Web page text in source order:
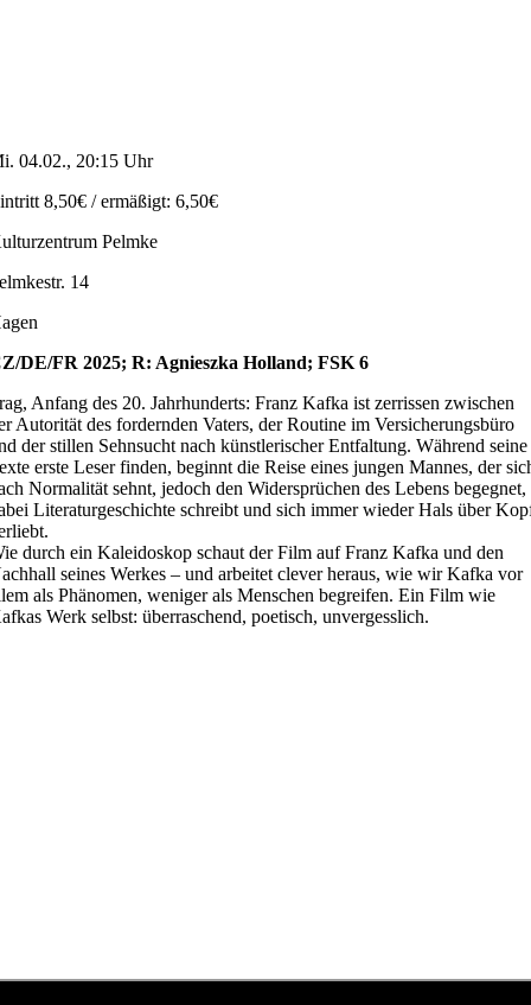
04.02., 20:15 Uhr
8,50€ / ermäßigt: 6,50€
Pelmke
14
DE/FR 2025; R: Agnieszka Holland; FSK 6
Anfang des 20. Jahrhunderts: Franz Kafka ist zerrissen zwischen
Autorität des fordernden Vaters, der Routine im Versicherungsbüro
der stillen Sehnsucht nach künstlerischer Entfaltung. Während seine
erste Leser finden, beginnt die Reise eines jungen Mannes, der
Normalität sehnt, jedoch den Widersprüchen des Lebens begegnet,
Literaturgeschichte schreibt und sich immer wieder Hals über
durch ein Kaleidoskop schaut der Film auf Franz Kafka und den
seines Werkes – und arbeitet clever heraus, wie wir Kafka vor
als Phänomen, weniger als Menschen begreifen. Ein Film wie
Werk selbst: überraschend, poetisch, unvergesslich.